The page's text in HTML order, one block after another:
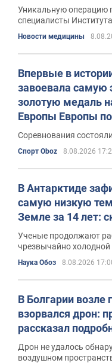
Уникальную операцию
специалисты
Новости медицины
Впервые в
завоевала самую
золотую медаль
Европы Европы
спорта. Видео
Соревнования
Спорт Oboz 8.08.2026
В Антарктиде
самую низкую
Земле за 14 лет:
Ученые продолжают
чрезвычайно холодной
Наука Обоз 8.08.2026
В Болгарии возле
взорвался дрон:
рассказал
Дрон не удалось
воздушном